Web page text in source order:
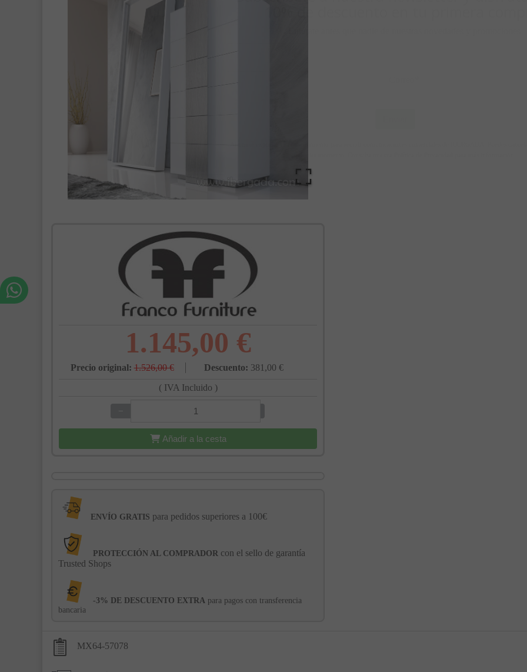
1.145,00 €
Precio original: 1.526,00 € Descuento: 381,00 €
( IVA Incluido )
−
Añadir a la cesta
ENVÍO GRATIS para pedidos superiores a 100€
PROTECCIÓN AL COMPRADOR con el sello de garantía
Trusted Shops
-3% DE DESCUENTO EXTRA para pagos con transferencia
bancaria
MX64-57078